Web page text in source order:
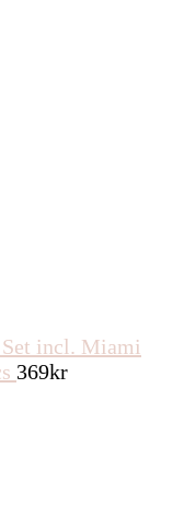
incl. Miami
369kr